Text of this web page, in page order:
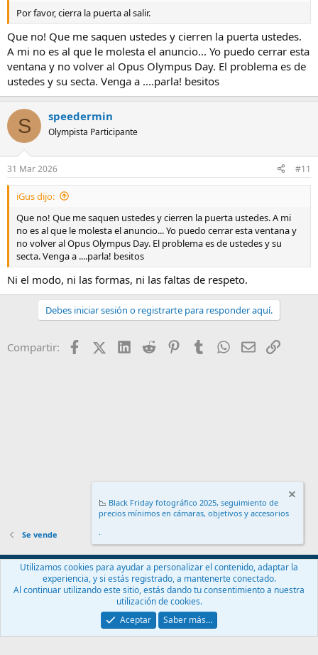
Por favor, cierra la puerta al salir.
Que no! Que me saquen ustedes y cierren la puerta ustedes.
A mi no es al que le molesta el anuncio... Yo puedo cerrar esta
ventana y no volver al Opus Olympus Day. El problema es de
ustedes y su secta. Venga a ....parla! besitos
S speedermin
Olympista Participante
31 Mar 2026 #11
iGus dijo:
Que no! Que me saquen ustedes y cierren la puerta ustedes. A mi
no es al que le molesta el anuncio... Yo puedo cerrar esta ventana y
no volver al Opus Olympus Day. El problema es de ustedes y su
secta. Venga a ....parla! besitos
Ni el modo, ni las formas, ni las faltas de respeto.
Debes iniciar sesión o registrarte para responder aquí.
Compartir: FacebookX (Twitter)
LinkedIn
Reddit PinterestTumblr WhatsApp
EmailEnlace
Se vende
Español (ES)
Contáctanos
Términos y reglas Política de privacidad
Ayuda
Community platform by XenForo® © 2010-2024 XenForo Ltd.
📉 Black Friday fotográfico 2025, seguimiento de
precios mínimos en cámaras, objetivos y accesorios
.
Utilizamos cookies para ayudar a personalizar el contenido, adaptar la
experiencia, y si estás registrado, a mantenerte conectado.
Al continuar utilizando este sitio, estás dando tu consentimiento a nuestra
utilización de cookies.
Aceptar
Saber más…